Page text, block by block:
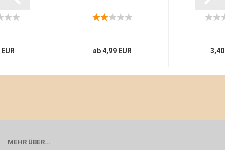
ab 4,99 EUR 3,40
MEHR ÜBER...